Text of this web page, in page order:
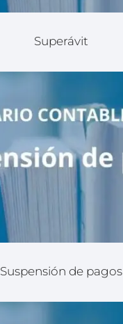
Superávit
Suspensión de pagos